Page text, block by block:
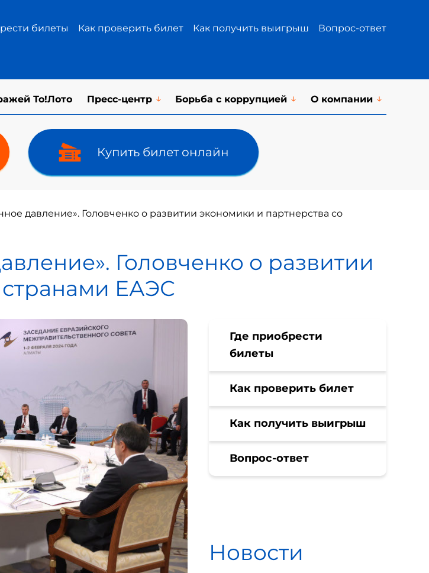
билеты Как проверить билет Как получить выигрыш Вопрос-ответ
То!Лото Пресс-центр Борьба с коррупцией О компании
Купить билет онлайн
давление». Головченко о развитии экономики и партнерства со
Головченко о развитии
ЕАЭС
Где приобрести
билеты
Как проверить билет
Как получить выигрыш
Вопрос-ответ
Новости